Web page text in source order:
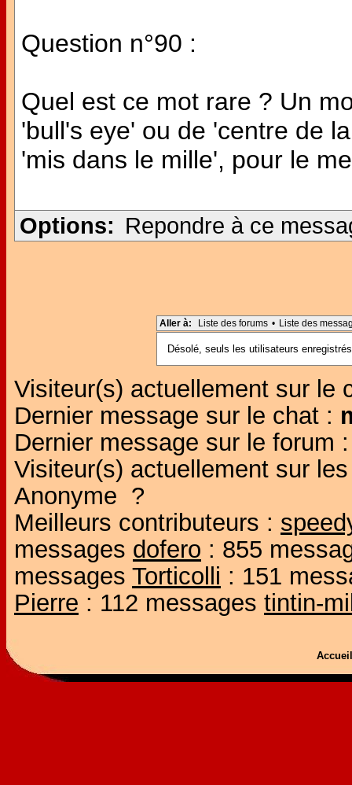
Question n°90 :
Quel est ce mot rare ? Un
'bull's eye' ou de 'centre de
'mis dans le mille', pour le
Options: Repondre à ce
Aller à: Liste des forums • Liste des
Désolé, seuls les utilisateurs
Visiteur(s) actuellement sur le
Dernier message sur le chat :
Dernier message sur le forum
Visiteur(s) actuellement sur
Anonyme ?
Meilleurs contributeurs :
messages dofero : 855
messages Torticolli : 151
Pierre : 112 messages tintin-